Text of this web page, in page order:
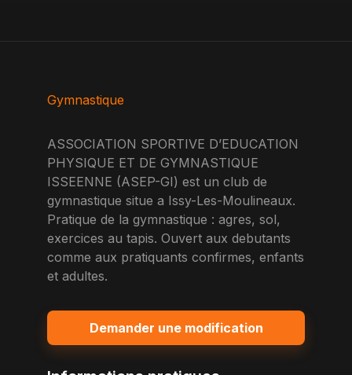
Gymnastique
ASSOCIATION SPORTIVE D’EDUCATION
PHYSIQUE ET DE GYMNASTIQUE
ISSEENNE (ASEP-GI) est un club de
gymnastique situe a Issy-Les-Moulineaux.
Pratique de la gymnastique : agres, sol,
exercices au tapis. Ouvert aux debutants
comme aux pratiquants confirmes, enfants
et adultes.
Demander une modification